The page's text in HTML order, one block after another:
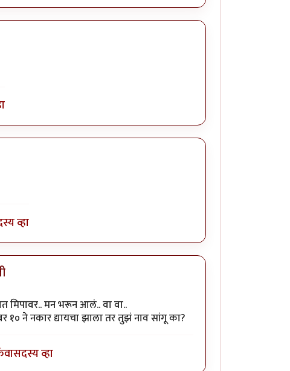
व्हा
मिपावर.. मन भरून आलं.. वा वा..
१० ने नकार द्यायचा झाला तर तुझं नाव सांगू का?
सदस्य व्हा